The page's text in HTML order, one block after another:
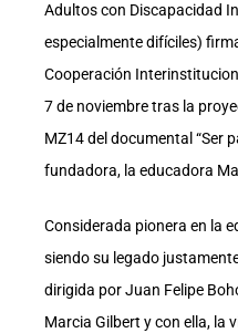
Adultos con Discapacidad
especialmente difíciles)
Cooperación
7 de noviembre tras la
MZ14 del documental “Ser
fundadora, la educadora
Considerada pionera en la
siendo su legado
dirigida por Juan Felipe
Marcia Gilbert y con ella, la